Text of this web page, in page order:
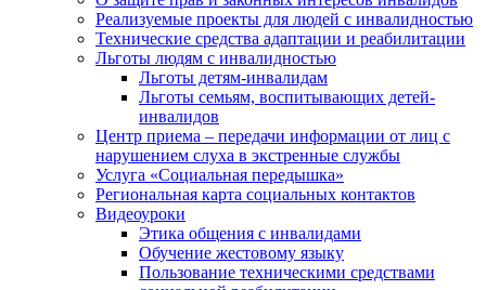
Реализуемые проекты для людей с инвалидностью
Технические средства адаптации и реабилитации
Льготы людям с инвалидностью
Льготы детям-инвалидам
Льготы семьям, воспитывающих детей-
инвалидов
Центр приема – передачи информации от лиц с
нарушением слуха в экстренные службы
Услуга «Социальная передышка»
Региональная карта социальных контактов
Видеоуроки
Этика общения с инвалидами
Обучение жестовому языку
Пользование техническими средствами